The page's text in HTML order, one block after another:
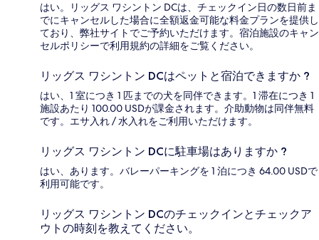
はい。リッグス ワシントン DCは、チェックイン日の数日前ま
でにキャンセルした場合に全額返金可能な料金プランを提供し
ており、弊社サイトでご予約いただけます。宿泊施設のキャン
セルポリシーで利用規約の詳細をご覧ください。
リッグス ワシントン DCはペットと宿泊できますか ?
はい、1 室につき 1 匹までの犬を同伴できます。1 滞在につき 1
施設あたり 100.00 USDが課金されます。介助動物は同伴無料
です。エサ入れ / 水入れをご利用いただけます。
リッグス ワシントン DCに駐車場はありますか ?
はい、あります。バレーパーキングを 1 泊につき 64.00 USDで
利用可能です。
リッグス ワシントン DCのチェックインとチェックア
ウトの時刻を教えてください。